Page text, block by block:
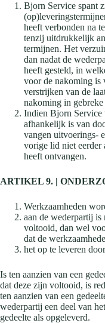
Bjorn Service spant
heeft verbonden na
tenzij uitdrukkelijk
termijnen. Het
dan nadat de
heeft gesteld, in
voor de nakoming is
verstrijken van de
nakoming in gebreke
Indien Bjorn Service
afhankelijk is van
vangen uitvoerings-
vorige lid niet eerder
heeft ontvangen.
ARTIKEL 9. |
Werkzaamheden
aan de wederpartij is
voltooid, dan wel
dat de
het op te leveren
Is ten aanzien van een
dat deze zijn voltooid, is
ten aanzien van een
wederpartij een deel van
gedeelte als opgeleverd.